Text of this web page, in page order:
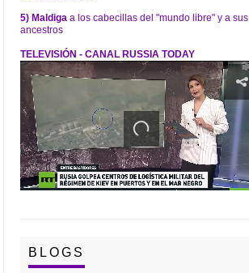
5) Maldiga a los cabecillas del "mundo libre" y a sus
ancestros
TELEVISIÓN - CANAL RUSSIA TODAY
BLOGS